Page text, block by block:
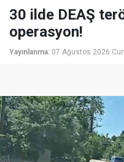
30 ilde DEAŞ
operasyon!
Yayınlanma: 07 Ağustos 2026